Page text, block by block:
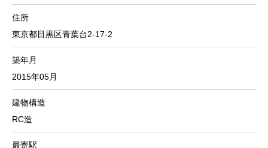
住所
東京都目黒区青葉台2-17-2
築年月
2015年05月
建物構造
RC造
最寄駅